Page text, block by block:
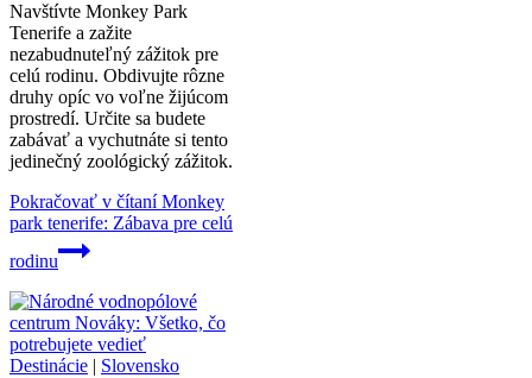
Navštívte Monkey Park
Tenerife a zažite
nezabudnuteľný zážitok pre
celú rodinu. Obdivujte rôzne
druhy opíc vo voľne žijúcom
prostredí. Určite sa budete
zabávať a vychutnáte si tento
jedinečný zoológický zážitok.
Pokračovať v čítaníMonkey
park tenerife: Zábava pre celú
rodinu
Destinácie | Slovensko